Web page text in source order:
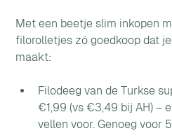
Met een beetje slim inkopen
filorolletjes zó goedkoop dat
maakt:
Filodeeg van de Turkse
€1,99 (vs €3,49 bij AH) –
vellen voor. Genoeg voor